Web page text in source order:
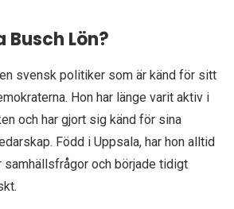
Busch Lön?
svensk politiker som är känd för sitt
Hon har länge varit aktiv i
och har gjort sig känd för sina
Född i Uppsala, har hon alltid
och började tidigt